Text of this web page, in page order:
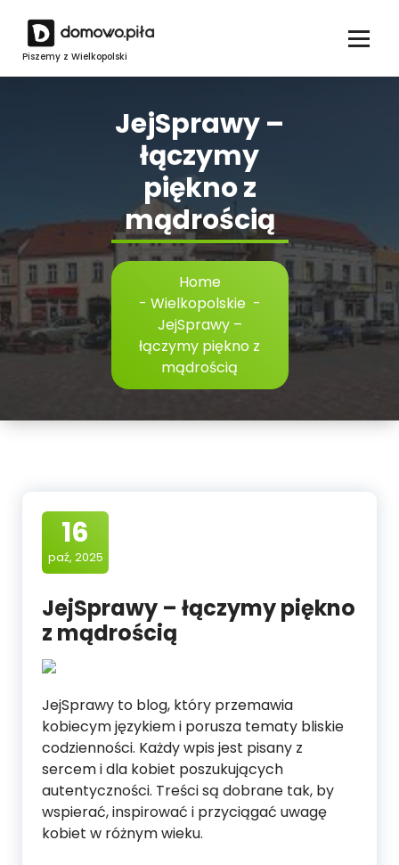
content
Piszemy z Wielkopolski
JejSprawy –
łączymy
piękno z
mądrością
Home
- Wielkopolskie-
JejSprawy –
łączymy piękno z
mądrością
16
paź, 2025
JejSprawy – łączymy piękno
z mądrością
JejSprawy to blog, który przemawia
kobiecym językiem i porusza tematy bliskie
codzienności. Każdy wpis jest pisany z
sercem i dla kobiet poszukujących
autentyczności. Treści są dobrane tak, by
wspierać, inspirować i przyciągać uwagę
kobiet w różnym wieku.